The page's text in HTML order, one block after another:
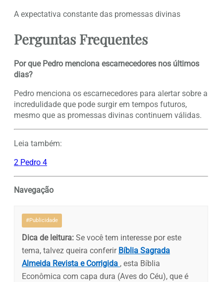
A expectativa constante das promessas divinas
Perguntas Frequentes
Por que Pedro menciona escarnecedores nos últimos
dias?
Pedro menciona os escarnecedores para alertar sobre a
incredulidade que pode surgir em tempos futuros,
mesmo que as promessas divinas continuem válidas.
Leia também:
2 Pedro 4
Navegação
#Publicidade
Dica de leitura: Se você tem interesse por este
tema, talvez queira conferir Bíblia Sagrada
Almeida Revista e Corrigida , esta Bíblia
Econômica com capa dura (Aves do Céu), que é